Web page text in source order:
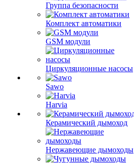
Группа безопасности
Комплект автоматики
GSM модули
Циркуляционные насосы
Sawo
Harvia
Керамический дымоход
Нержавеющие дымоходы